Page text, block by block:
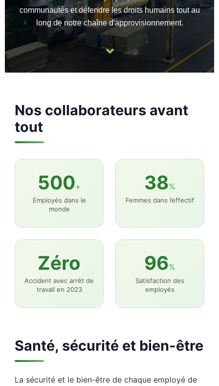
communautés et défendre les droits humains tout au
long de notre chaîne d'approvisionnement.
⌄
Nos collaborateurs avant
tout
500+
Employés dans le
monde
38%
Femmes dans l’effectif
Zéro
Accident avec arrêt de
travail en 2023
96%
Satisfaction des
employés
Santé, sécurité et bien-être
La sécurité et le bien-être de chaque employé de